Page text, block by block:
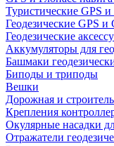
Туристические GPS
Геодезические GPS
Геодезические
Аккумуляторы для
Башмаки
Биподы и триподы
Вешки
Дорожная и
Крепления
Окулярные насадки
Отражатели